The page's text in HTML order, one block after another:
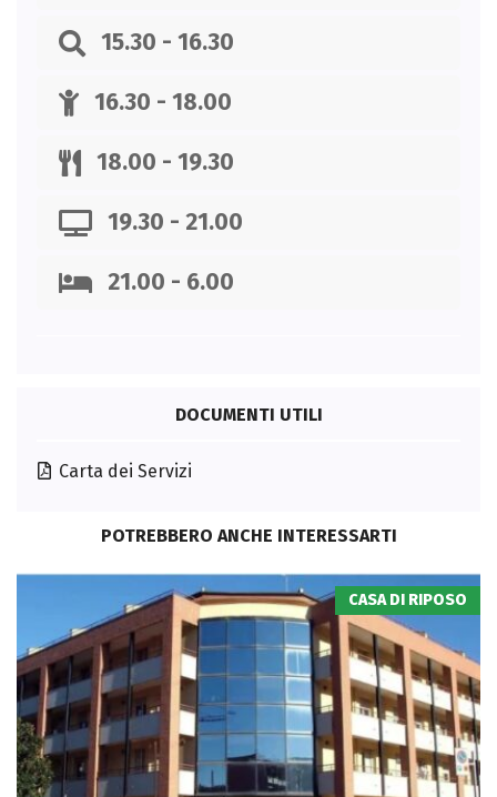
15.30 - 16.30
16.30 - 18.00
18.00 - 19.30
19.30 - 21.00
21.00 - 6.00
DOCUMENTI UTILI
Carta dei Servizi
POTREBBERO ANCHE INTERESSARTI
CASA DI RIPOSO